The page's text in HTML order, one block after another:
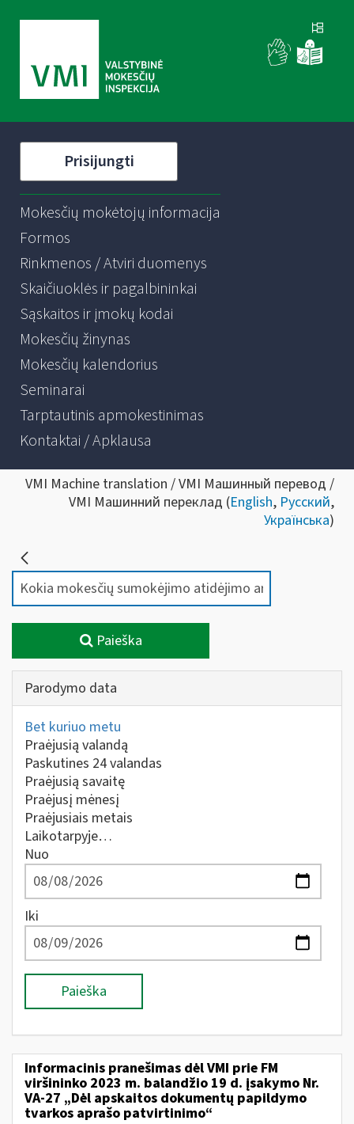
Prisijungti
Mokesčių mokėtojų informacija
Formos
Rinkmenos / Atviri duomenys
Skaičiuoklės ir pagalbininkai
Sąskaitos ir įmokų kodai
Mokesčių žinynas
Mokesčių kalendorius
Seminarai
Tarptautinis apmokestinimas
Kontaktai / Apklausa
VMI Machine translation / VMI Машинный перевод /
VMI Машинний переклад (English, Русский,
Українська)
Paieška
Parodymo data
Bet kuriuo metu
Praėjusią valandą
Paskutines 24 valandas
Praėjusią savaitę
Praėjusį mėnesį
Praėjusiais metais
Laikotarpyje…
Nuo
Iki
Paieška
Informacinis pranešimas dėl VMI prie FM
viršininko 2023 m. balandžio 19 d. įsakymo Nr.
VA-27 „Dėl apskaitos dokumentų papildymo
tvarkos aprašo patvirtinimo“